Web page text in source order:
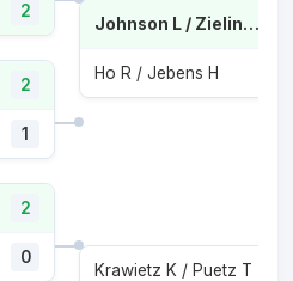
2
2
1
2
0
Johnson L / Zielinski J
Ho R / Jebens H
Krawietz K / Puetz T